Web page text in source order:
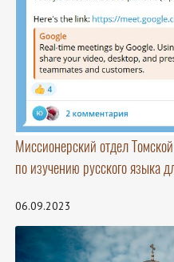
Миссионерский отдел
по изучению русского языка
06.09.2023